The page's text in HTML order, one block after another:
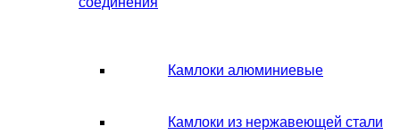
Камлоки алюминиевые
Камлоки из нержавеющей стали